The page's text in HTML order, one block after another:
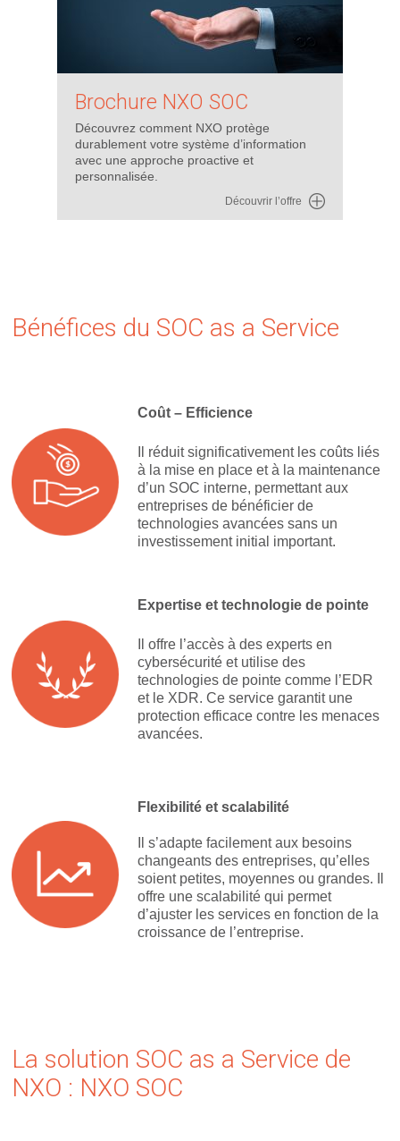
Brochure NXO SOC
Découvrez comment NXO protège
durablement votre système d’information
avec une approche proactive et
personnalisée.
Découvrir l’offre
Bénéfices du SOC as a Service
Coût – Efficience
Il réduit significativement les coûts liés
à la mise en place et à la maintenance
d’un SOC interne, permettant aux
entreprises de bénéficier de
technologies avancées sans un
investissement initial important.
Expertise et technologie de pointe
Il offre l’accès à des experts en
cybersécurité et utilise des
technologies de pointe comme l’EDR
et le XDR. Ce service garantit une
protection efficace contre les menaces
avancées.
Flexibilité et scalabilité
Il s’adapte facilement aux besoins
changeants des entreprises, qu’elles
soient petites, moyennes ou grandes. Il
offre une scalabilité qui permet
d’ajuster les services en fonction de la
croissance de l’entreprise.
La solution SOC as a Service de
NXO : NXO SOC